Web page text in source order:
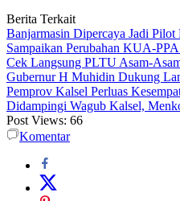
Berita Terkait
Banjarmasin Dipercaya Jadi
Sampaikan Perubahan KUA-
Cek Langsung PLTU Asam-
Gubernur H Muhidin Dukung
Pemprov Kalsel Perluas
Didampingi Wagub Kalsel,
Post Views: 66
Komentar